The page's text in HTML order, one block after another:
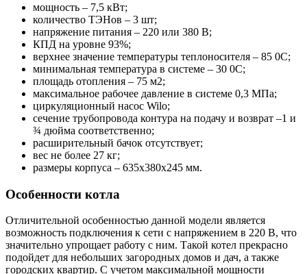
мощность – 7,5 кВт;
количество ТЭНов – 3 шт;
напряжение питания – 220 или 380 В;
КПД на уровне 93%;
верхнее значение температуры теплоносителя – 85 0С;
минимальная температура в системе – 30 0С;
площадь отопления – 75 м2;
максимальное рабочее давление в системе 0,3 МПа;
циркуляционный насос Wilo;
сечение трубопровода контура на подачу и возврат –1 и
¾ дюйма соответственно;
расширительный бачок отсутствует;
вес не более 27 кг;
размеры корпуса – 635х380х245 мм.
Особенности котла
Отличительной особенностью данной модели является
возможность подключения к сети с напряжением в 220 В, что
значительно упрощает работу с ним. Такой котел прекрасно
подойдет для небольших загородных домов и дач, а также
городских квартир. С учетом максимальной мощности